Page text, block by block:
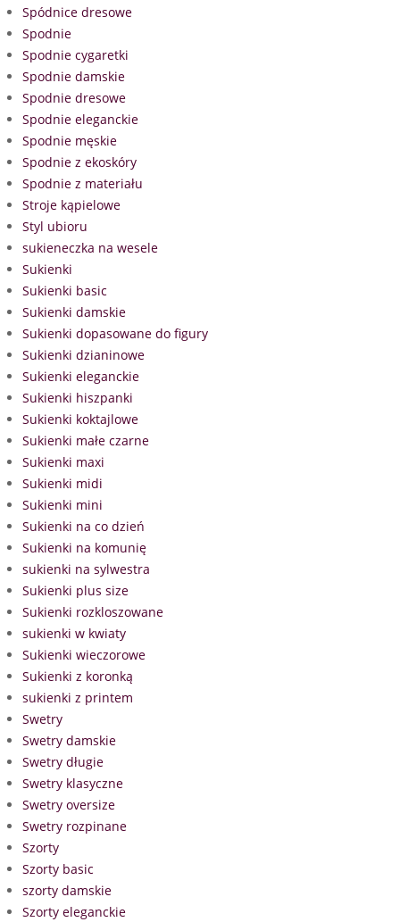
Spódnice dresowe
Spodnie
Spodnie cygaretki
Spodnie damskie
Spodnie dresowe
Spodnie eleganckie
Spodnie męskie
Spodnie z ekoskóry
Spodnie z materiału
Stroje kąpielowe
Styl ubioru
sukieneczka na wesele
Sukienki
Sukienki basic
Sukienki damskie
Sukienki dopasowane do figury
Sukienki dzianinowe
Sukienki eleganckie
Sukienki hiszpanki
Sukienki koktajlowe
Sukienki małe czarne
Sukienki maxi
Sukienki midi
Sukienki mini
Sukienki na co dzień
Sukienki na komunię
sukienki na sylwestra
Sukienki plus size
Sukienki rozkloszowane
sukienki w kwiaty
Sukienki wieczorowe
Sukienki z koronką
sukienki z printem
Swetry
Swetry damskie
Swetry długie
Swetry klasyczne
Swetry oversize
Swetry rozpinane
Szorty
Szorty basic
szorty damskie
Szorty eleganckie